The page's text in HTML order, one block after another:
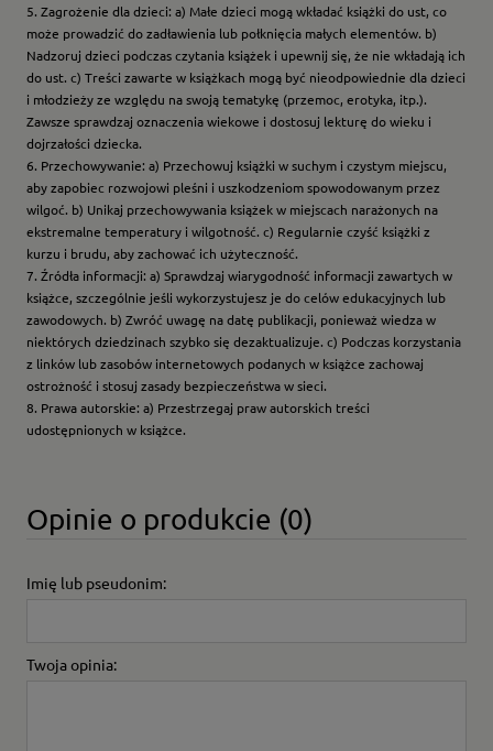
5. Zagrożenie dla dzieci: a) Małe dzieci mogą wkładać książki do ust, co
może prowadzić do zadławienia lub połknięcia małych elementów. b)
Nadzoruj dzieci podczas czytania książek i upewnij się, że nie wkładają ich
do ust. c) Treści zawarte w książkach mogą być nieodpowiednie dla dzieci
i młodzieży ze względu na swoją tematykę (przemoc, erotyka, itp.).
Zawsze sprawdzaj oznaczenia wiekowe i dostosuj lekturę do wieku i
dojrzałości dziecka.
6. Przechowywanie: a) Przechowuj książki w suchym i czystym miejscu,
aby zapobiec rozwojowi pleśni i uszkodzeniom spowodowanym przez
wilgoć. b) Unikaj przechowywania książek w miejscach narażonych na
ekstremalne temperatury i wilgotność. c) Regularnie czyść książki z
kurzu i brudu, aby zachować ich użyteczność.
7. Źródła informacji: a) Sprawdzaj wiarygodność informacji zawartych w
książce, szczególnie jeśli wykorzystujesz je do celów edukacyjnych lub
zawodowych. b) Zwróć uwagę na datę publikacji, ponieważ wiedza w
niektórych dziedzinach szybko się dezaktualizuje. c) Podczas korzystania
z linków lub zasobów internetowych podanych w książce zachowaj
ostrożność i stosuj zasady bezpieczeństwa w sieci.
8. Prawa autorskie: a) Przestrzegaj praw autorskich treści
udostępnionych w książce.
Opinie o produkcie (0)
Imię lub pseudonim:
Twoja opinia: